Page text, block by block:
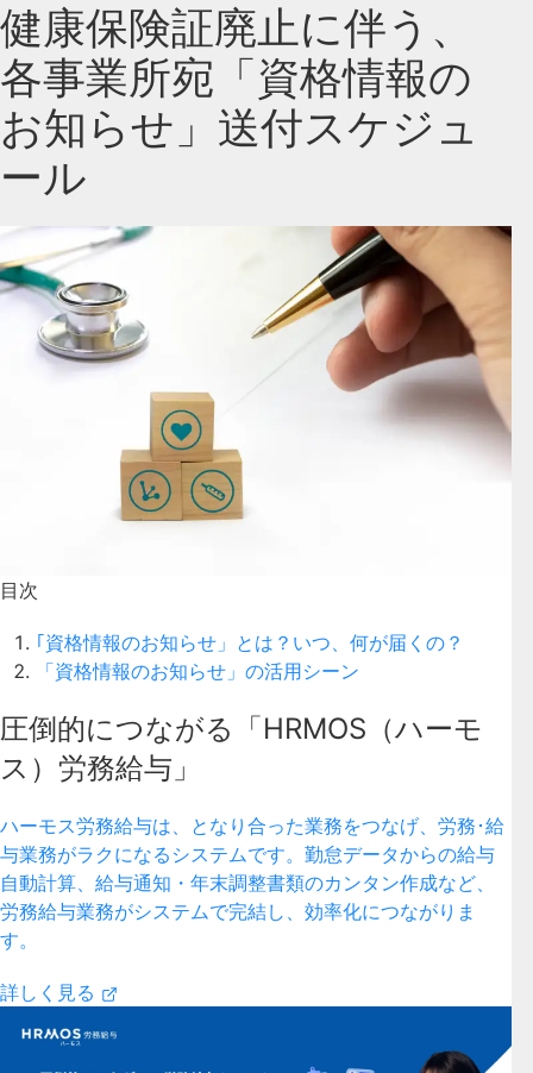
健康保険証廃止に伴う、
各事業所宛「資格情報の
お知らせ」送付スケジュ
ール
目次
｢資格情報のお知らせ」とは？いつ、何が届くの？
「資格情報のお知らせ」の活用シーン
圧倒的につながる「HRMOS（ハーモ
ス）労務給与」
ハーモス労務給与は、となり合った業務をつなげ、労務･給
与業務がラクになるシステムです。勤怠データからの給与
自動計算、給与通知・年末調整書類のカンタン作成など、
労務給与業務がシステムで完結し、効率化につながりま
す。
詳しく見る